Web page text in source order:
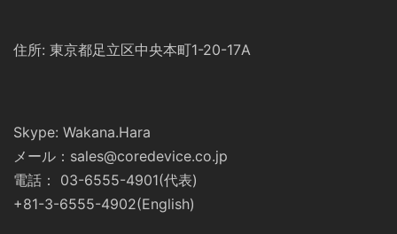
住所: 東京都足立区中央本町1-20-17A
Skype: Wakana.Hara
メール：sales@coredevice.co.jp
電話： 03-6555-4901(代表)
+81-3-6555-4902(English)